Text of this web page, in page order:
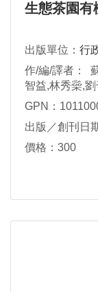
生態茶園有
出版單位： 行
作/編/譯者：
智益,林秀橤,
GPN：
出版／創刊日
價格：300